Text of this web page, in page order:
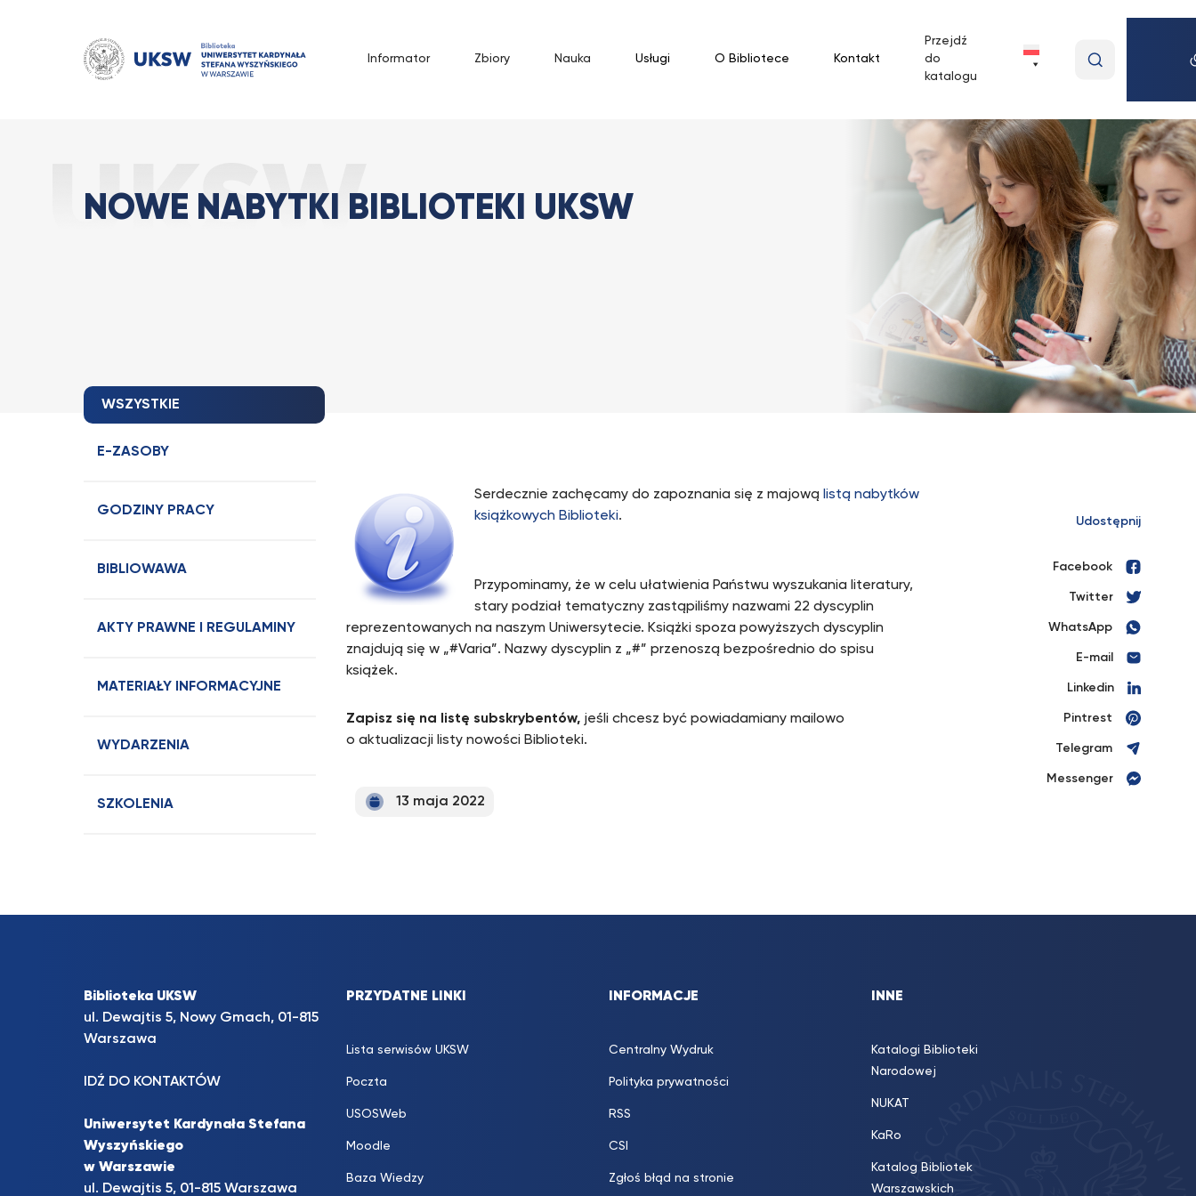
Informator Zbiory Nauka Usługi O Bibliotece Kontakt
Przejdź
do
katalogu
NOWE NABYTKI BIBLIOTEKI UKSW
WSZYSTKIE
E-ZASOBY
GODZINY PRACY
BIBLIOWAWA
AKTY PRAWNE I REGULAMINY
MATERIAŁY INFORMACYJNE
WYDARZENIA
SZKOLENIA
Serdecznie zachęcamy do zapoznania się z majową listą nabytków
książkowych Biblioteki.
Przypominamy, że w celu ułatwienia Państwu wyszukania literatury,
stary podział tematyczny zastąpiliśmy nazwami 22 dyscyplin
reprezentowanych na naszym Uniwersytecie. Książki spoza powyższych dyscyplin
znajdują się w „#Varia”. Nazwy dyscyplin z „#” przenoszą bezpośrednio do spisu
książek.
Zapisz się na listę subskrybentów, jeśli chcesz być powiadamiany mailowo
o aktualizacji listy nowości Biblioteki.
13 maja 2022
Udostępnij
Facebook
Twitter
WhatsApp
E-mail
Linkedin
Pintrest
Telegram
Messenger
Biblioteka UKSW
ul. Dewajtis 5, Nowy Gmach, 01-815
Warszawa
IDŹ DO KONTAKTÓW
Uniwersytet Kardynała Stefana
Wyszyńskiego
w Warszawie
ul. Dewajtis 5, 01-815 Warszawa
PRZYDATNE LINKI
Lista serwisów UKSW
Poczta
USOSWeb
Moodle
Baza Wiedzy
INFORMACJE
Centralny Wydruk
Polityka prywatności
RSS
CSI
Zgłoś błąd na stronie
INNE
Katalogi Biblioteki
Narodowej
NUKAT
KaRo
Katalog Bibliotek
Warszawskich